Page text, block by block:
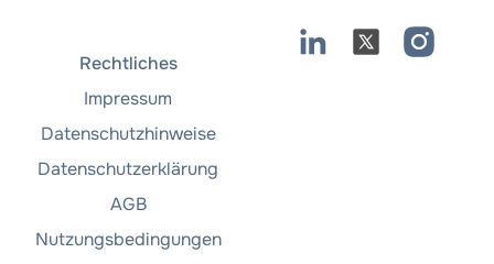
Rechtliches
Impressum
Datenschutzhinweise
Datenschutzerklärung
AGB
Nutzungsbedingungen